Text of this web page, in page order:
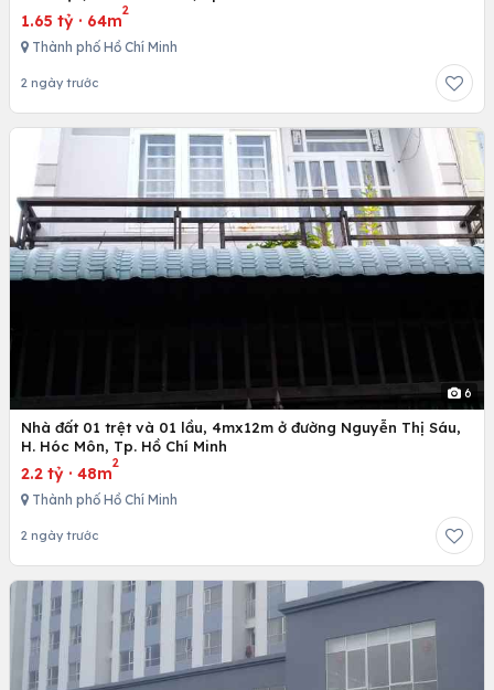
1.65 tỷ · 64m
2
Thành phố Hồ Chí Minh
2 ngày trước
6
Nhà đất 01 trệt và 01 lầu, 4mx12m ở đường Nguyễn Thị Sáu,
H. Hóc Môn, Tp. Hồ Chí Minh
2.2 tỷ · 48m
2
Thành phố Hồ Chí Minh
2 ngày trước